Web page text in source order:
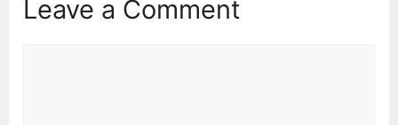
Leave a Comment